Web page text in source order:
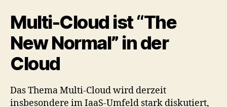
Multi-Cloud ist “The
New Normal” in der
Cloud
Das Thema Multi-Cloud wird derzeit
insbesondere im IaaS-Umfeld stark diskutiert,